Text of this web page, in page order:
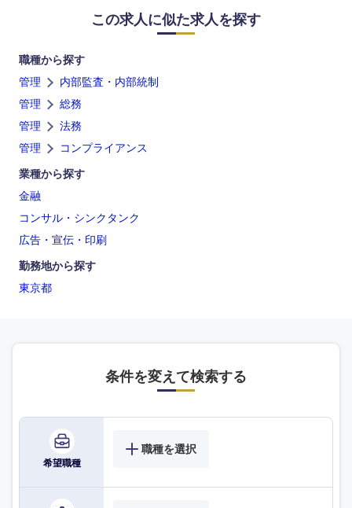
この求人に似た求人を探す
職種から探す
管理
内部監査・内部統制
管理
総務
管理
法務
管理
コンプライアンス
業種から探す
金融
コンサル・シンクタンク
広告・宣伝・印刷
勤務地から探す
東京都
条件を変えて検索する
希望職種
職種を選択
佐賀県
大分県